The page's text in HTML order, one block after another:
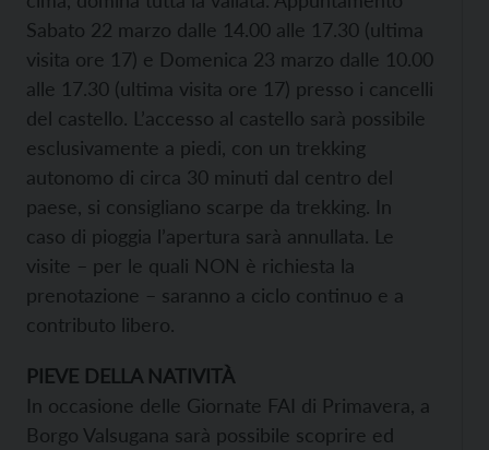
Sabato 22 marzo dalle 14.00 alle 17.30 (ultima
visita ore 17) e Domenica 23 marzo dalle 10.00
alle 17.30 (ultima visita ore 17) presso i cancelli
del castello. L’accesso al castello sarà possibile
esclusivamente a piedi, con un trekking
autonomo di circa 30 minuti dal centro del
paese, si consigliano scarpe da trekking. In
caso di pioggia l’apertura sarà annullata. Le
visite – per le quali NON è richiesta la
prenotazione – saranno a ciclo continuo e a
contributo libero.
PIEVE DELLA NATIVITÀ
In occasione delle Giornate FAI di Primavera, a
Borgo Valsugana sarà possibile scoprire ed